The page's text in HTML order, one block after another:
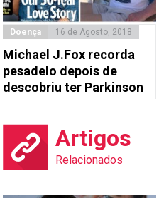
Doença 16 de Agosto, 2018
Michael J.Fox recorda
pesadelo depois de
descobriu ter Parkinson
Artigos
Relacionados